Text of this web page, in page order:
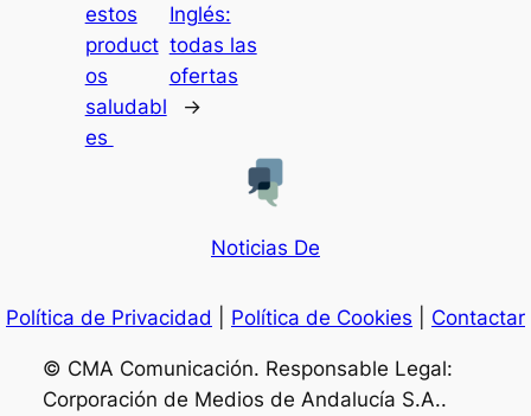
estos
product
os
saludabl
es
Inglés:
todas las
ofertas
→
Noticias De
Política de Privacidad Política de Cookies Contactar
© CMA Comunicación. Responsable Legal:
Corporación de Medios de Andalucía S.A..